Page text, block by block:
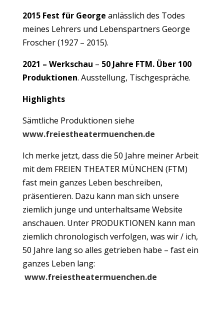
2015 Fest für George anlässlich des Todes
meines Lehrers und Lebenspartners George
Froscher (1927 – 2015).
2021 – Werkschau – 50 Jahre FTM. Über 100
Produktionen. Ausstellung, Tischgespräche.
Highlights
Sämtliche Produktionen siehe
www.freiestheatermuenchen.de
Ich merke jetzt, dass die 50 Jahre meiner Arbeit
mit dem FREIEN THEATER MÜNCHEN (FTM)
fast mein ganzes Leben beschreiben,
präsentieren. Dazu kann man sich unsere
ziemlich junge und unterhaltsame Website
anschauen. Unter PRODUKTIONEN kann man
ziemlich chronologisch verfolgen, was wir / ich,
50 Jahre lang so alles getrieben habe – fast ein
ganzes Leben lang:
www.freiestheatermuenchen.de